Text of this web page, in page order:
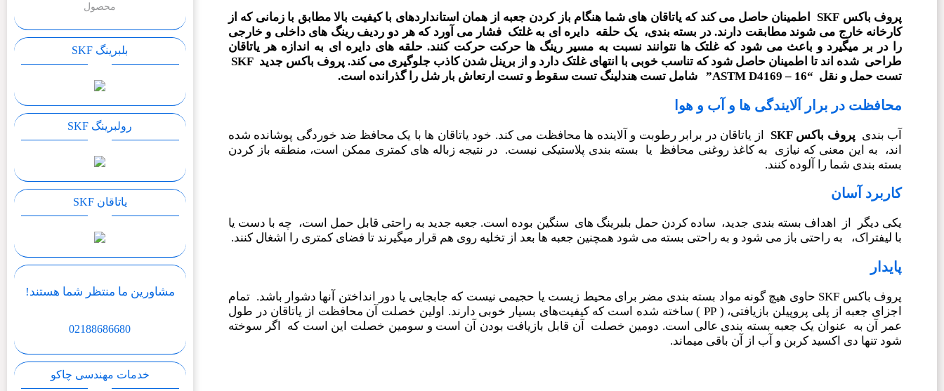
پروف باکس SKF اطمینان حاصل می کند که یاتاقان های شما هنگام باز کردن جعبه از همان
استانداردهای با کیفیت بالا مطابق با زمانی که از
کارخانه خارج می شوند مطابقت دارند.در بسته بندی، یک حلقه دایره ای به غلتک فشار می آورد که هر دو ردیف رینگ هایداخلی و خارجی
را در بر میگیرد و باعث می شود که غلتک ها نتوانند نسبت به مسیر رینگ ها حرکت حرکت کنند. حلقه های دایره ای به اندازه هر یاتاقان
طراحی شده اند تا اطمینان حاصلشود که تناسب خوبی با انتهای غلتک دارد و از برینل شدن کاذب جلوگیری می کند. پروف باکس جدیدSKF
تست حمل و نقل “ASTM D4169 – 16” شامل تست هندلینگ تست سقوط و تست ارتعاش بار شل را گذرانده است.
محافظت در برار آلایندگی ها و آب و هوا
آب بندی پروف باکس SKF
از یاتاقان در برابر رطوبت و آلاینده ها محافظت می کند. خود یاتاقان‌ ها با یک محافظ ضد خوردگی پوشانده شده
اند، به این معنی که نیازی به کاغذ روغنی محافظ یا بسته بندی پلاستیکی نیست. در نتیجه زباله های کمتری ممکن است، منطقه باز کردن
بسته بندی شما را آلوده کنند.
کاربرد آسان
یکی دیگر از اهداف بسته بندی جدید، ساده کردن حمل بلبرینگ های سنگین بوده است. جعبه جدید به راحتی قابل حمل است، چه با دست یا
با لیفتراک، به راحتی باز می شود و به راحتی بسته می شود همچنین جعبه ها بعد از تخلیه روی هم قرار میگیرند تا فضای کمتری را اشغال کنند.
پایدار
پروف باکس SKF حاوی هیچ گونه مواد بسته بندی مضر برای محیط زیست یا حجیمی نیست که جابجایی یا دور انداختن آنها دشوار باشد. تمام
اجزای جعبه از پلی پروپیلن بازیافتی، ( PP ) ساخته شده است که کیفیت‌های بسیار خوبی دارند. اولین خصلت آن محافظت از یاتاقان در طول
عمر آن به عنوان یک جعبه بسته بندی عالی است. دومین خصلت آن قابل بازیافت بودن آن است و سومین خصلت این است که اگر سوخته
شود تنها دی اکسید کربن و آب از آن باقی میماند.
محصول
بلبرینگ SKF
رولبرینگ SKF
یاتاقان SKF
مشاورین ما منتظر شما هستند!
02188686680
خدمات مهندسی چاکو